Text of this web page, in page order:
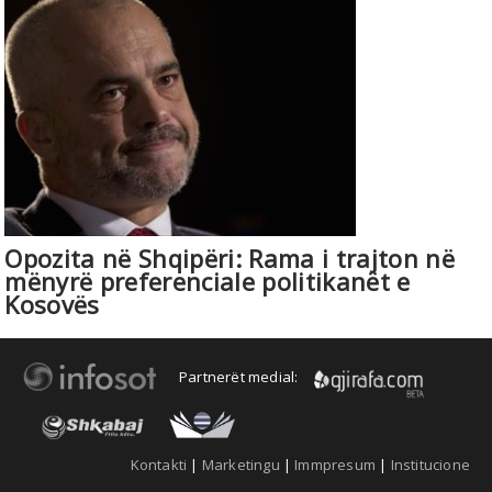
Opozita në Shqipëri: Rama i trajton në
mënyrë preferenciale politikanët e
Kosovës
Partnerët medial:
Kontakti | Marketingu | Immpresum | Institucione